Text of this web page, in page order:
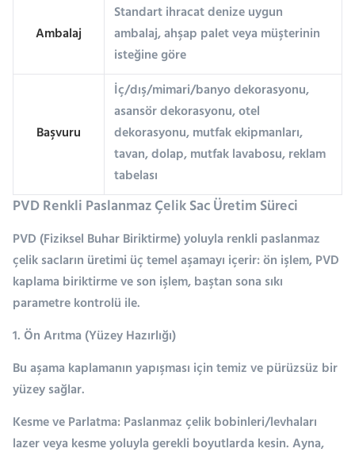
Ambalaj
Standart ihracat denize uygun
ambalaj, ahşap palet veya müşterinin
isteğine göre
Başvuru
İç/dış/mimari/banyo dekorasyonu,
asansör dekorasyonu, otel
dekorasyonu, mutfak ekipmanları,
tavan, dolap, mutfak lavabosu, reklam
tabelası
PVD Renkli Paslanmaz Çelik Sac Üretim Süreci
PVD (Fiziksel Buhar Biriktirme) yoluyla renkli paslanmaz
çelik sacların üretimi üç temel aşamayı içerir: ön işlem, PVD
kaplama biriktirme ve son işlem, baştan sona sıkı
parametre kontrolü ile.
1. Ön Arıtma (Yüzey Hazırlığı)
Bu aşama kaplamanın yapışması için temiz ve pürüzsüz bir
yüzey sağlar.
Kesme ve Parlatma: Paslanmaz çelik bobinleri/levhaları
lazer veya kesme yoluyla gerekli boyutlarda kesin. Ayna,